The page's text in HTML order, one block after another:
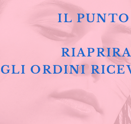
IL
GLI ORDINI